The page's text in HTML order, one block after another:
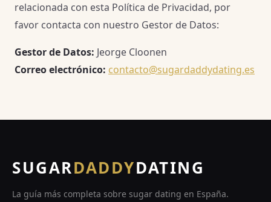
relacionada con esta Política de Privacidad, por
favor contacta con nuestro Gestor de Datos:
Gestor de Datos: Jeorge Cloonen
Correo electrónico: contacto@sugardaddydating.es
SUGARDADDYDATING
La guía más completa sobre sugar dating en España.